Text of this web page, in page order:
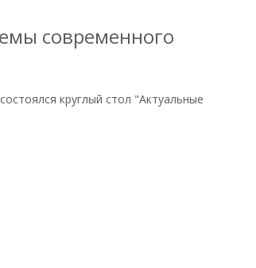
современного
круглый стол "Актуальные